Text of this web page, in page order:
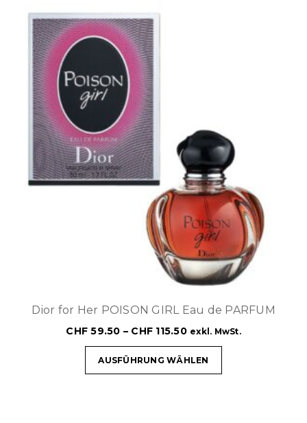
Dior for Her POISON GIRL Eau de PARFUM
CHF 59.50 – CHF 115.50 exkl. MwSt.
AUSFÜHRUNG WÄHLEN